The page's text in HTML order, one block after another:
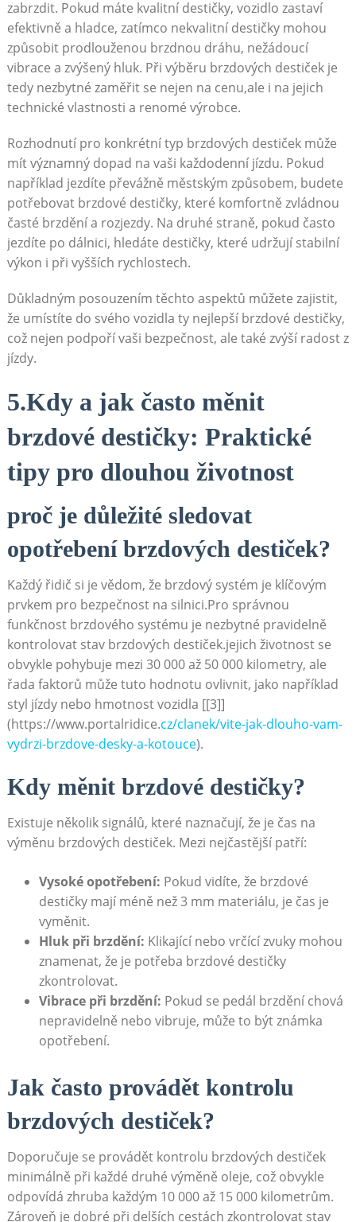
zabrzdit. Pokud máte ‍kvalitní destičky, vozidlo zastaví
efektivně a hladce, zatímco‌ nekvalitní destičky mohou
způsobit prodlouženou brzdnou dráhu, nežádoucí
vibrace a zvýšený hluk. Při výběru brzdových⁣ destiček ⁢je
tedy nezbytné zaměřit‌ se nejen na cenu,ale i na jejich
technické⁢ vlastnosti a renomé výrobce.
Rozhodnutí pro konkrétní typ⁤ brzdových destiček může
mít významný dopad na vaši každodenní jízdu. Pokud
například jezdíte převážně městským způsobem, budete
potřebovat brzdové destičky, které ⁤komfortně zvládnou
časté brzdění a rozjezdy. Na druhé straně, pokud často
jezdíte po dálnici, hledáte destičky, které ⁢udržují stabilní
výkon i při vyšších rychlostech.
Důkladným posouzením těchto aspektů můžete zajistit,
že umístíte do ⁢svého vozidla ty ⁤nejlepší brzdové destičky,
což nejen podpoří vaši bezpečnost, ale také zvýší radost z
jízdy.
5.Kdy a jak často měnit
brzdové destičky: Praktické
tipy pro dlouhou životnost
proč je důležité sledovat
opotřebení brzdových destiček?
Každý řidič si je vědom, že brzdový systém je klíčovým
prvkem pro bezpečnost na silnici.Pro správnou
funkčnost brzdového‍ systému je nezbytné‍ pravidelně
kontrolovat stav brzdových destiček.jejich životnost‍ se
obvykle pohybuje‌ mezi 30 000​ až 50 000 kilometry, ale
‌řada faktorů může tuto hodnotu ovlivnit, jako ‌například
styl jízdy nebo hmotnost ​vozidla [[3]]
(https://www.portalridice.cz/clanek/vite-jak-dlouho-vam-
vydrzi-brzdove-desky-a-kotouce).
Kdy měnit brzdové ​destičky?
Existuje několik signálů, které naznačují, že je ‌čas na
výměnu brzdových destiček. Mezi nejčastější patří:
Vysoké opotřebení: Pokud vidíte, že brzdové
destičky mají méně než 3 mm materiálu, ‌je čas je
vyměnit.
Hluk při brzdění: Klikající nebo vrčící zvuky mohou
znamenat, že je potřeba brzdové destičky⁤
zkontrolovat.
Vibrace při brzdění: Pokud se pedál brzdění chová
nepravidelně nebo vibruje, ⁤může to ‍být známka
opotřebení.
Jak často provádět kontrolu
brzdových destiček?
Doporučuje se provádět kontrolu brzdových destiček
minimálně‍ při ​každé druhé výměně oleje, což obvykle
odpovídá zhruba každým 10 000 až 15‌ 000 kilometrům.
Zároveň je dobré​ při delších cestách zkontrolovat stav